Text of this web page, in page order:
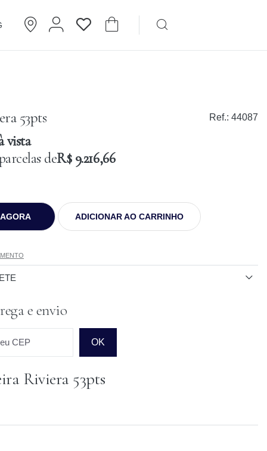
53pts Ref.: 44087
vista
deR$ 9.216,66
ADICIONAR AO CARRINHO
e envio
CEP OK
para o CEP
Riviera 53pts